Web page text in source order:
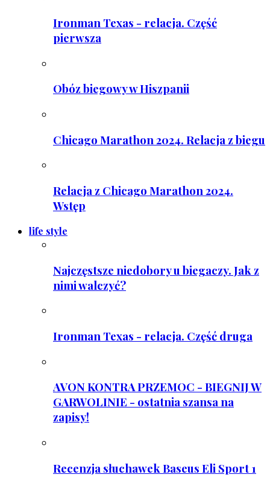
Ironman Texas - relacja. Część
pierwsza
Obóz biegowy w Hiszpanii
Chicago Marathon 2024. Relacja z biegu
Relacja z Chicago Marathon 2024.
Wstęp
life style
Najczęstsze niedobory u biegaczy. Jak z
nimi walczyć?
Ironman Texas - relacja. Część druga
AVON KONTRA PRZEMOC - BIEGNIJ W
GARWOLINIE - ostatnia szansa na
zapisy!
Recenzja słuchawek Baseus Eli Sport 1